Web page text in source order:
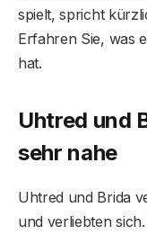
spielt, spricht
Erfahren Sie, was
hat.
Uhtred und
sehr nahe
Uhtred und Brida
und verliebten